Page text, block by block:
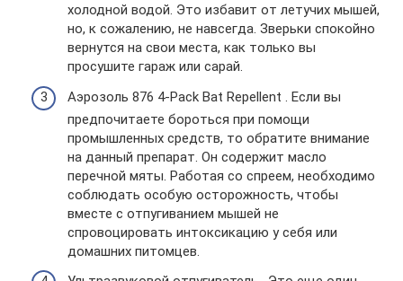
холодной водой. Это избавит от летучих мышей,
но, к сожалению, не навсегда. Зверьки спокойно
вернутся на свои места, как только вы
просушите гараж или сарай.
Аэрозоль 876 4-Pack Bat Repellent . Если вы
предпочитаете бороться при помощи
промышленных средств, то обратите внимание
на данный препарат. Он содержит масло
перечной мяты. Работая со спреем, необходимо
соблюдать особую осторожность, чтобы
вместе с отпугиванием мышей не
спровоцировать интоксикацию у себя или
домашних питомцев.